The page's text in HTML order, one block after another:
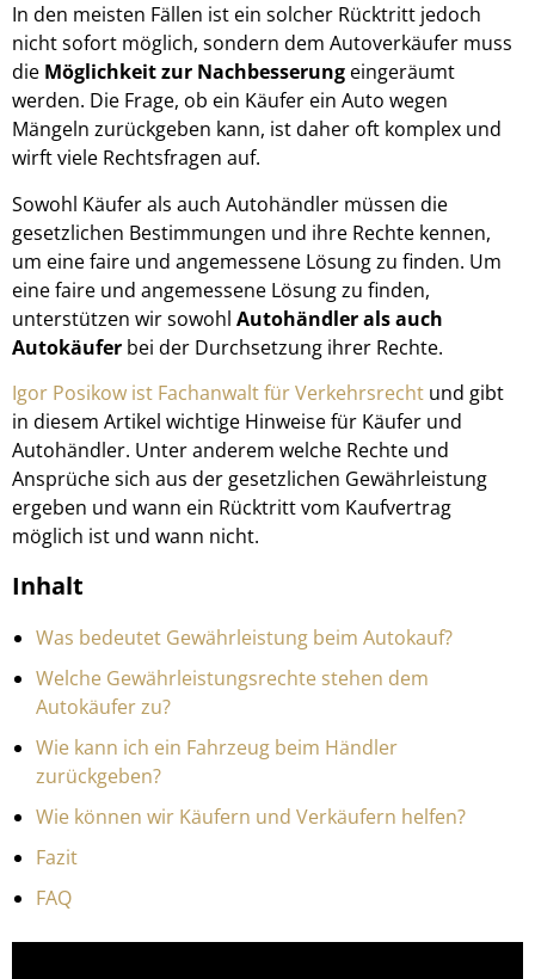
In den meisten Fällen ist ein solcher Rücktritt jedoch
nicht sofort möglich, sondern dem Autoverkäufer muss
die Möglichkeit zur Nachbesserung eingeräumt
werden. Die Frage, ob ein Käufer ein Auto wegen
Mängeln zurückgeben kann, ist daher oft komplex und
wirft viele Rechtsfragen auf.
Sowohl Käufer als auch Autohändler müssen die
gesetzlichen Bestimmungen und ihre Rechte kennen,
um eine faire und angemessene Lösung zu finden. Um
eine faire und angemessene Lösung zu finden,
unterstützen wir sowohl Autohändler als auch
Autokäufer bei der Durchsetzung ihrer Rechte.
Igor Posikow ist Fachanwalt für Verkehrsrecht und gibt
in diesem Artikel wichtige Hinweise für Käufer und
Autohändler. Unter anderem welche Rechte und
Ansprüche sich aus der gesetzlichen Gewährleistung
ergeben und wann ein Rücktritt vom Kaufvertrag
möglich ist und wann nicht.
Inhalt
Was bedeutet Gewährleistung beim Autokauf?
Welche Gewährleistungsrechte stehen dem
Autokäufer zu?
Wie kann ich ein Fahrzeug beim Händler
zurückgeben?
Wie können wir Käufern und Verkäufern helfen?
Fazit
FAQ